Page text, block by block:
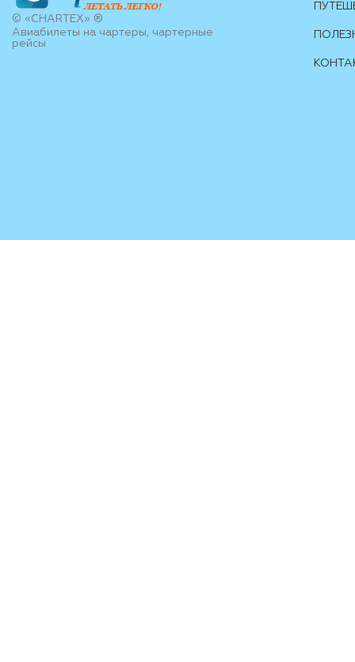
© «CHARTEX» ®
Авиабилеты на чартеры, чартерные
рейсы